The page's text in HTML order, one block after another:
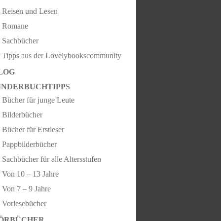
Reisen und Lesen
Romane
Sachbücher
Tipps aus der Lovelybookscommunity
Bücher für junge Leute
Bilderbücher
Bücher für Erstleser
Pappbilderbücher
Sachbücher für alle Altersstufen
Von 10 – 13 Jahre
Von 7 – 9 Jahre
Vorlesebücher